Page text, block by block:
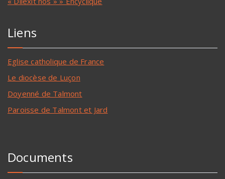
Liens
Eglise catholique de France
Le diocèse de Luçon
Doyenné de Talmont
Paroisse de Talmont et Jard
Documents